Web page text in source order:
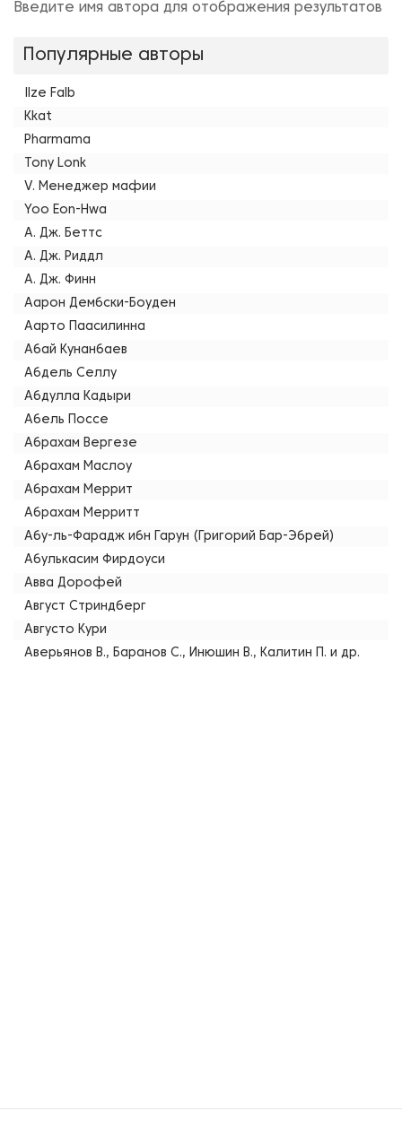
Введите имя автора для отображения результатов
Популярные авторы
Ilze Falb
Kkat
Pharmama
Tony Lonk
V. Менеджер мафии
Yoo Eon-Hwa
А. Дж. Беттс
А. Дж. Риддл
А. Дж. Финн
Аарон Дембски-Боуден
Аарто Паасилинна
Абай Кунанбаев
Абдель Селлу
Абдулла Кадыри
Абель Поссе
Абрахам Вергезе
Абрахам Маслоу
Абрахам Меррит
Абрахам Мерритт
Абу-ль-Фарадж ибн Гарун (Григорий Бар-Эбрей)
Абулькасим Фирдоуси
Авва Дорофей
Август Стриндберг
Августо Кури
Аверьянов В., Баранов С., Инюшин В., Калитин П. и др.